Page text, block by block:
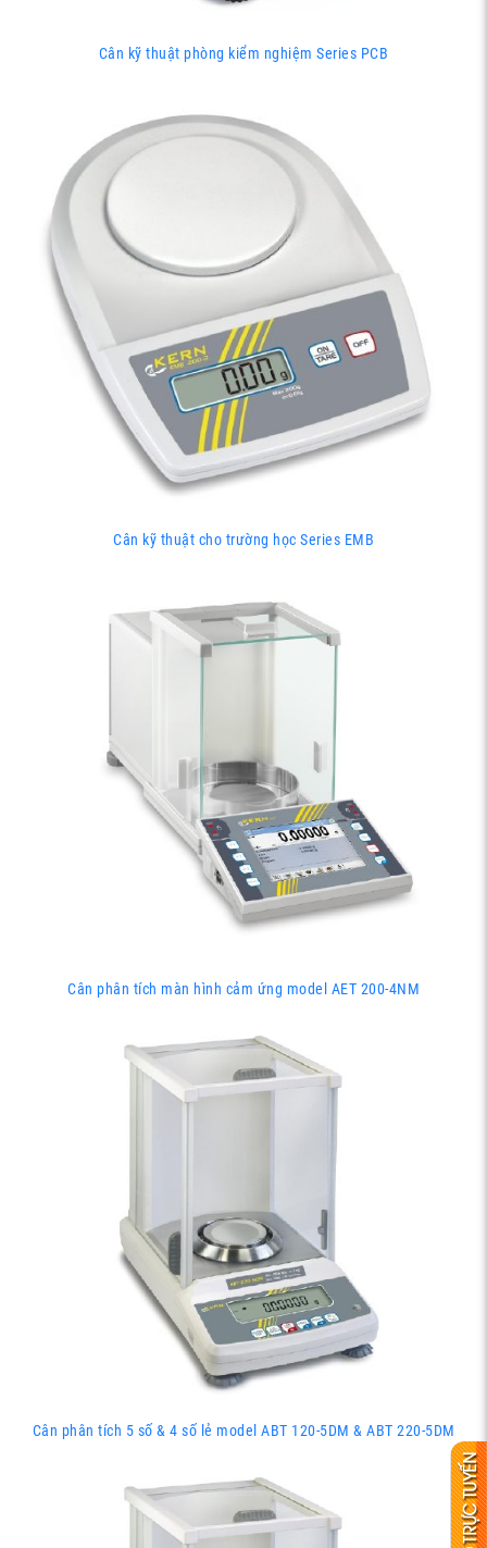
Cân kỹ thuật phòng kiểm nghiệm Series PCB
Cân kỹ thuật cho trường học Series EMB
Cân phân tích màn hình cảm ứng model AET 200-4NM
Cân phân tích 5 số & 4 số lẻ model ABT 120-5DM & ABT 220-5DM